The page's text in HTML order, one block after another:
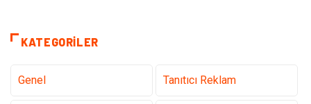
KATEGORILER
Genel Tanıtıcı Reklam